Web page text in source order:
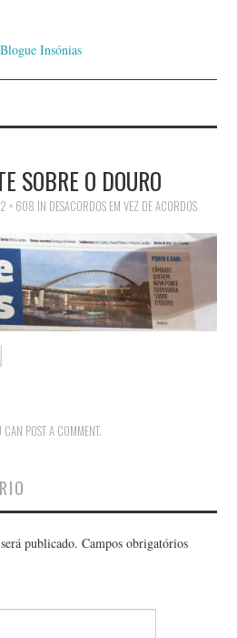
SOBRE O DOURO
× 608 IN DESACORDOS EM VEZ DE ACORDOS
CAN POST A COMMENT.
publicado. Campos obrigatórios